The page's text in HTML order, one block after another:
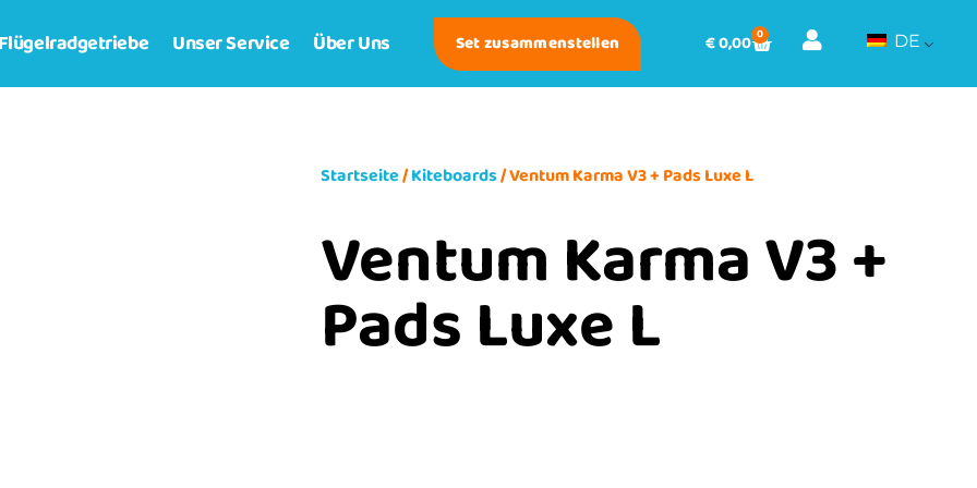
Unser Service Über Uns Set zusammenstellen €0,00 0 DE
Startseite/Kiteboards/ Ventum Karma V3 + Pads Luxe L
Ventum Karma V3 +
Pads Luxe L